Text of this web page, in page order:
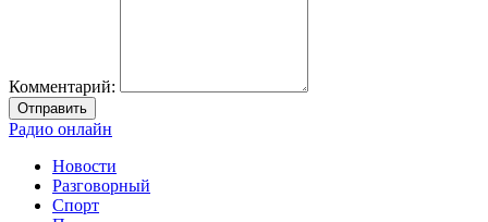
Комментарий:
Отправить
Радио онлайн
Новости
Разговорный
Спорт